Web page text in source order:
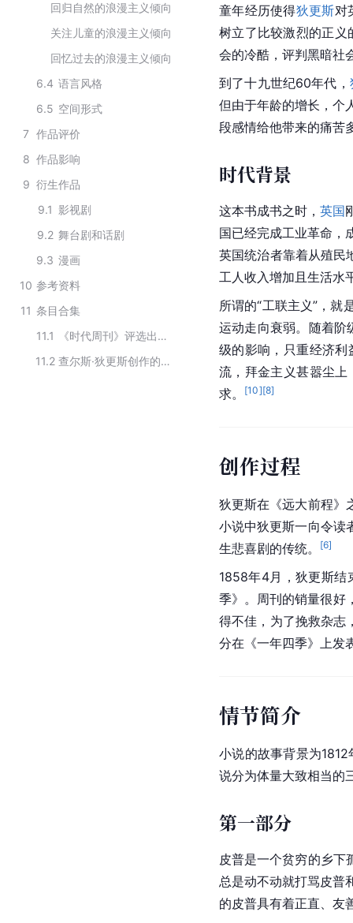
回归自然的浪漫主义倾向
关注儿童的浪漫主义倾向
回忆过去的浪漫主义倾向
6.4 语言风格
6.5 空间形式
7 作品评价
8 作品影响
9 衍生作品
9.1 影视剧
9.2 舞台剧和话剧
9.3 漫画
10 参考资料
11 条目合集
11.1
《时代周刊》评选出史上最伟大的100部长篇小说榜单
11.2
查尔斯·狄更斯创作的文学作品
童年经历使得狄更斯对
树立了比较激烈的正义
会的冷酷，评判黑暗社
到了十九世纪60年代，
但由于年龄的增长，个
段感情给他带来的痛苦
时代背景
这本书成书之时，英国
国已经完成工业革命
英国统治者靠着从殖民
工人收入增加且生活水
所谓的“工联主义”，
运动走向衰弱。随着阶
级的影响，只重经济
流，拜金主义甚嚣尘上
求。
[10][8]
创作过程
狄更斯在《远大前程》
小说中狄更斯一向令读
生悲喜剧的传统。
[6]
1858年4月，狄更斯结
季》。周刊的销量很好
得不佳，为了挽救杂志
分在《一年四季》上发
情节简介
小说的故事背景为1812
说分为体量大致相当的
第一部分
皮普是一个贫穷的乡下
总是动不动就打骂皮普
的皮普具有着正直、友